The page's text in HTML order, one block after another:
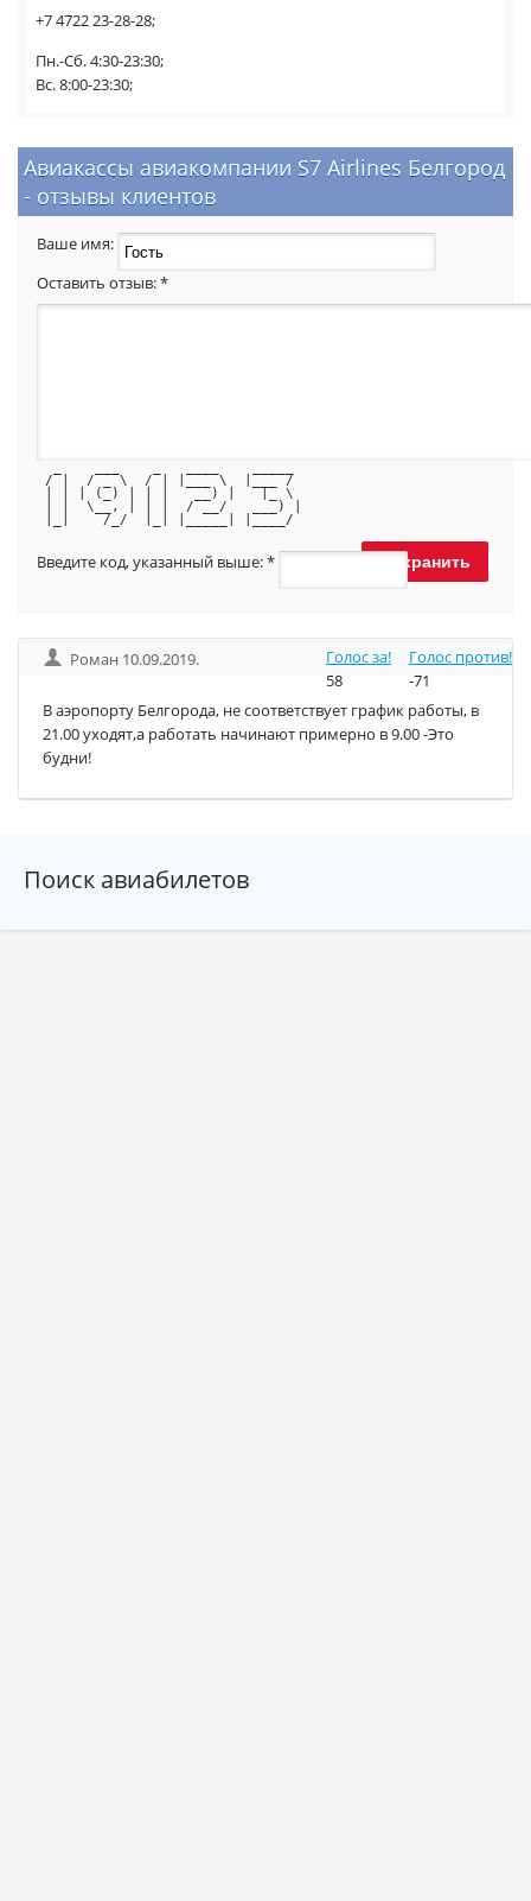
+7 4722 23-28-28;
Пн.-Сб. 4:30-23:30;
Вс. 8:00-23:30;
Авиакассы авиакомпании S7 Airlines Белгород
- отзывы клиентов
Ваше имя:
Оставить отзыв:*
/ |  / _ \  / | |___ \  |___ /
| | | (_) | | |   __) |   |_ \
| |  \__, | | |  / __/   ___) |
|_|    /_/  |_| |_____| |____/
Введите код, указанный выше:*
Роман 10.09.2019.
Голос за!
58
Голос против!
-71
В аэропорту Белгорода, не соответствует график работы, в
21.00 уходят,а работать начинают примерно в 9.00 -Это
будни!
Поиск авиабилетов